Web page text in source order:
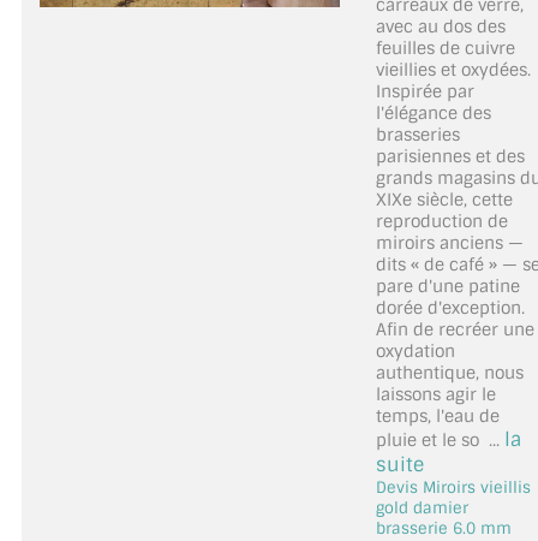
carreaux de verre,
avec au dos des
feuilles de cuivre
vieillies et oxydées.
Inspirée par
l'élégance des
brasseries
parisiennes et des
grands magasins
XIXe siècle, cette
reproduction de
miroirs anciens —
dits « de café » —
pare d'une patine
dorée d'exception.
Afin de recréer une
oxydation
authentique, nous
laissons agir le
temps, l'eau de
pluie et le so ... la
suite
Devis Miroirs vieillis
gold damier
brasserie 6.0 mm